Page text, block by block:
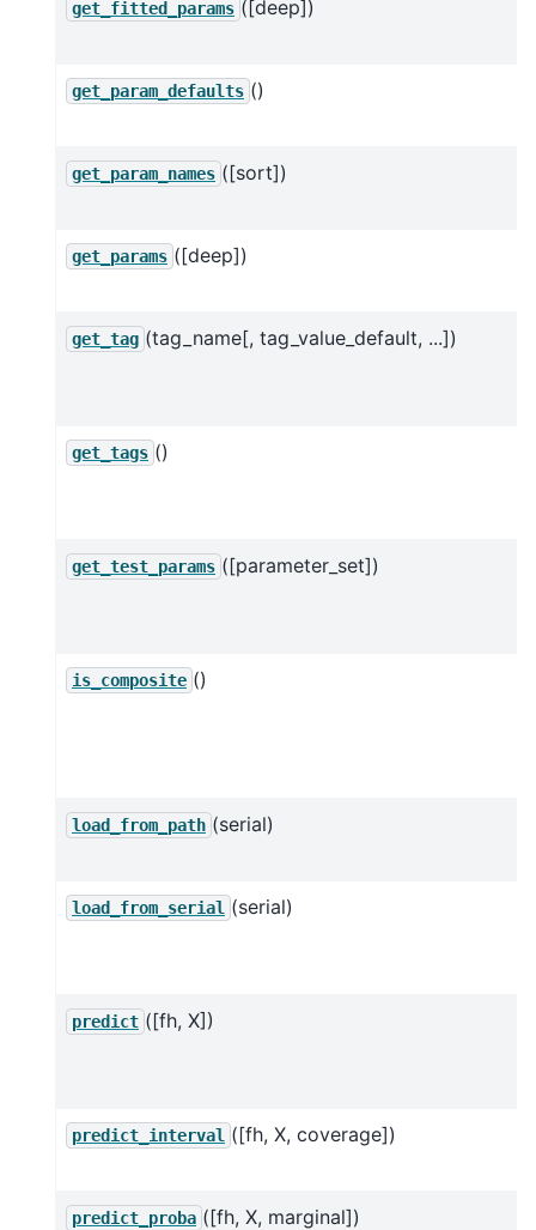
get_fitted_params ([deep])
get_param_defaults ()
get_param_names ([sort])
get_params ([deep])
get_tag (tag_name[, tag_value_default, ...])
get_tags ()
get_test_params ([parameter_set])
is_composite ()
load_from_path (serial)
load_from_serial (serial)
predict ([fh, X])
predict_interval ([fh, X, coverage])
predict_proba ([fh, X, marginal])